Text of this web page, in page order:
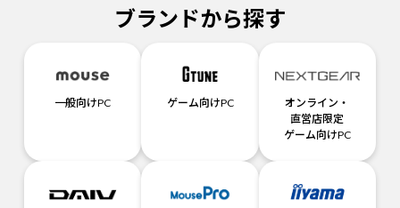
ブランドから探す
一般向けPC ゲーム向けPC
オンライン・
直営店限定
ゲーム向けPC